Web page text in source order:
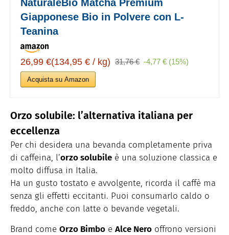
NaturaleBio Matcha Premium
Giapponese Bio in Polvere con L-
Teanina
26,99 €(134,95 € / kg) 31,76 € -4,77 € (15%)
Acquista su Amazon
Orzo solubile: l’alternativa italiana per
eccellenza
Per chi desidera una bevanda completamente priva
di caffeina, l’orzo solubile è una soluzione classica e
molto diffusa in Italia.
Ha un gusto tostato e avvolgente, ricorda il caffè ma
senza gli effetti eccitanti. Puoi consumarlo caldo o
freddo, anche con latte o bevande vegetali.
Brand come Orzo Bimbo e Alce Nero offrono versioni